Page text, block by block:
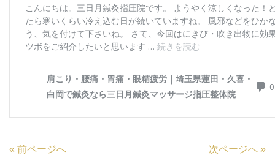
« 前ページへ 次ページへ »